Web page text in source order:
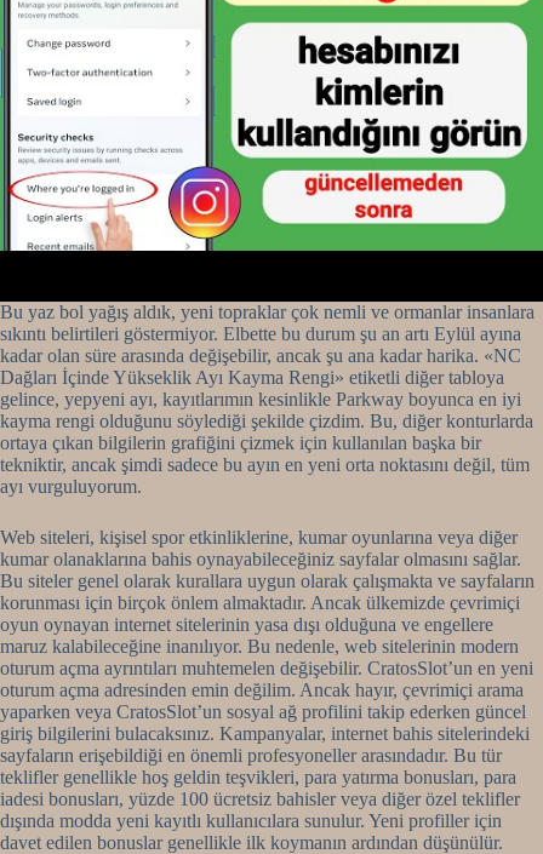
Bu yaz bol yağış aldık, yeni topraklar çok nemli ve ormanlar insanlara
sıkıntı belirtileri göstermiyor. Elbette bu durum şu an artı Eylül ayına
kadar olan süre arasında değişebilir, ancak şu ana kadar harika. «NC
Dağları İçinde Yükseklik Ayı Kayma Rengi» etiketli diğer tabloya
gelince, yepyeni ayı, kayıtlarımın kesinlikle Parkway boyunca en iyi
kayma rengi olduğunu söylediği şekilde çizdim. Bu, diğer konturlarda
ortaya çıkan bilgilerin grafiğini çizmek için kullanılan başka bir
tekniktir, ancak şimdi sadece bu ayın en yeni orta noktasını değil, tüm
ayı vurguluyorum.
Web siteleri, kişisel spor etkinliklerine, kumar oyunlarına veya diğer
kumar olanaklarına bahis oynayabileceğiniz sayfalar olmasını sağlar.
Bu siteler genel olarak kurallara uygun olarak çalışmakta ve sayfaların
korunması için birçok önlem almaktadır. Ancak ülkemizde çevrimiçi
oyun oynayan internet sitelerinin yasa dışı olduğuna ve engellere
maruz kalabileceğine inanılıyor. Bu nedenle, web sitelerinin modern
oturum açma ayrıntıları muhtemelen değişebilir. CratosSlot’un en yeni
oturum açma adresinden emin değilim. Ancak hayır, çevrimiçi arama
yaparken veya CratosSlot’un sosyal ağ profilini takip ederken güncel
giriş bilgilerini bulacaksınız. Kampanyalar, internet bahis sitelerindeki
sayfaların erişebildiği en önemli profesyoneller arasındadır. Bu tür
teklifler genellikle hoş geldin teşvikleri, para yatırma bonusları, para
iadesi bonusları, yüzde 100 ücretsiz bahisler veya diğer özel teklifler
dışında modda yeni kayıtlı kullanıcılara sunulur. Yeni profiller için
davet edilen bonuslar genellikle ilk koymanın ardından düşünülür.